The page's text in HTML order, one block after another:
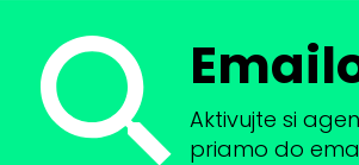
Aktivujte si
priamo do